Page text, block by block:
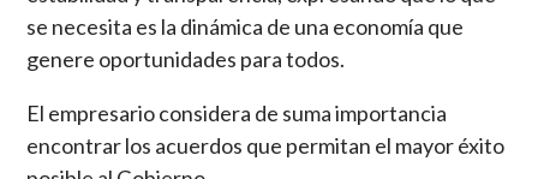
se necesita es la dinámica de una economía que
genere oportunidades para todos.
El empresario considera de suma importancia
encontrar los acuerdos que permitan el mayor éxito